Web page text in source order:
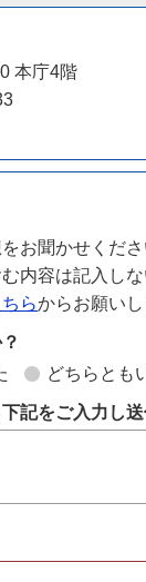
本庁4階
お聞かせくだ
内容は記入しな
ちらからお願いし
どちらとも
記をご入力し送